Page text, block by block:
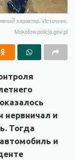
характер. Источник:
Mokotow.policja.gov.pl
нервничал и
Тогда
и